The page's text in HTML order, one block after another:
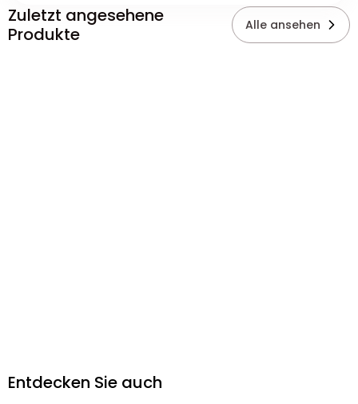
Zuletzt angesehene
Produkte
Alle ansehen
Entdecken Sie auch